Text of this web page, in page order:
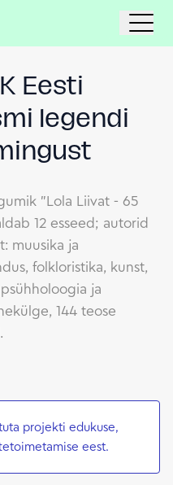
Eesti
legendi
"Lola Liivat - 65
12 esseed; autorid
muusika ja
folkloristika, kunst,
ja
144 teose
projekti edukuse,
eest.